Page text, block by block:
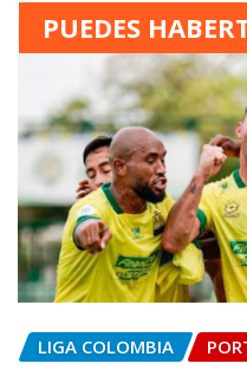
PUEDES
LIGA COLOMBIA